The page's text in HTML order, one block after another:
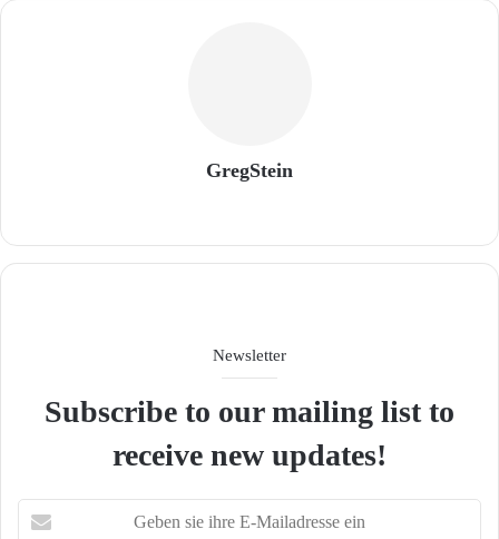
GregStein
ite
Newsletter
Subscribe to our mailing list to
receive new updates!